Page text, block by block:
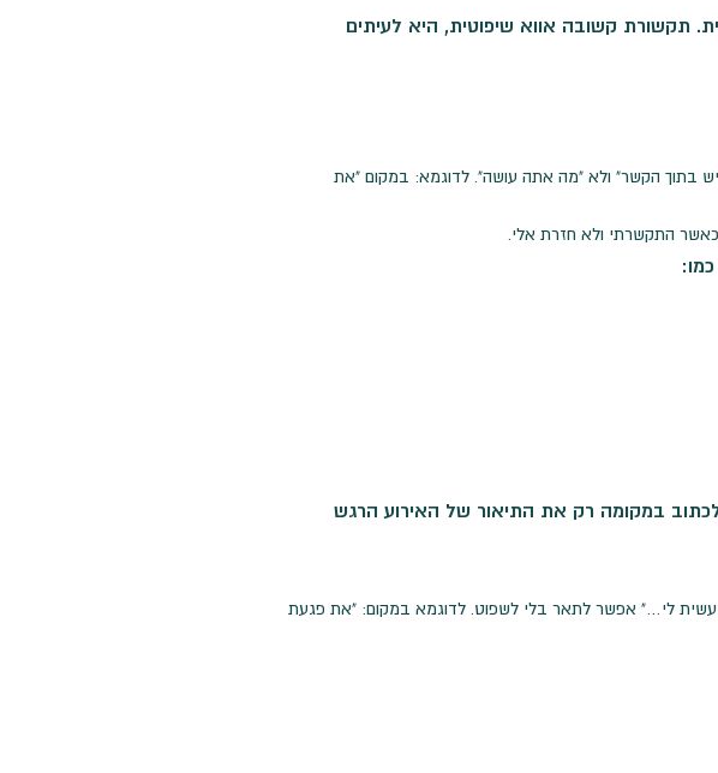
תקשורת קשובה אווא שיפוטית, היא לעיתים
בתוך הקשר" ולא "מה אתה עושה". לדוגמא: במקום "את
התקשרתי ולא חזרת אלי.
במקומה רק את התיאור של האירוע הרגש
לי…" אפשר לתאר בלי לשפוט. לדוגמא במקום: "את פגעת